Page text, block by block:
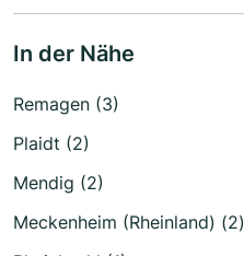
In der Nähe
Remagen (3)
Plaidt (2)
Mendig (2)
Meckenheim (Rheinland) (2)